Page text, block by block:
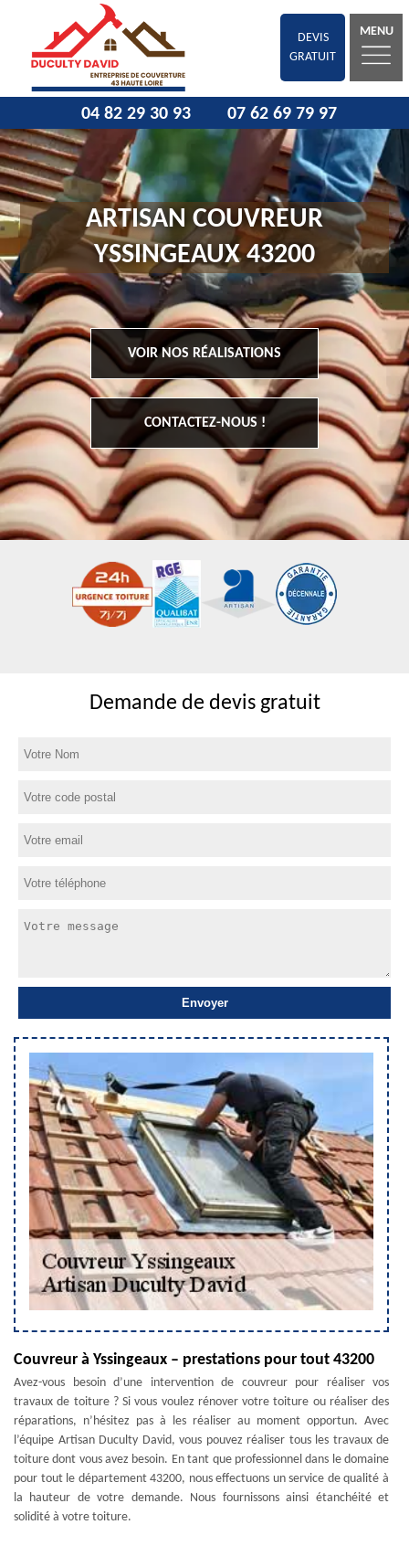
DEVIS
GRATUIT
MENU
04 82 29 30 93 07 62 69 79 97
ARTISAN COUVREUR
YSSINGEAUX 43200
VOIR NOS RÉALISATIONS
CONTACTEZ-NOUS !
Demande de devis gratuit
Couvreur à Yssingeaux – prestations pour tout 43200
Avez-vous besoin d’une intervention de couvreur pour réaliser vos
travaux de toiture ? Si vous voulez rénover votre toiture ou réaliser des
réparations, n’hésitez pas à les réaliser au moment opportun. Avec
l’équipe Artisan Duculty David, vous pouvez réaliser tous les travaux de
toiture dont vous avez besoin. En tant que professionnel dans le domaine
pour tout le département 43200, nous effectuons un service de qualité à
la hauteur de votre demande. Nous fournissons ainsi étanchéité et
solidité à votre toiture.